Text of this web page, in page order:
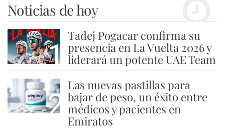
Noticias de hoy
1
Tadej Pogacar confirma su
presencia en La Vuelta 2026 y
liderará un potente UAE Team
2
Las nuevas pastillas para
bajar de peso, un éxito entre
médicos y pacientes en
Emiratos